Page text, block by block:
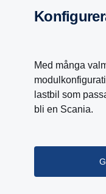
Med många
lastbil som
bli en Scania.